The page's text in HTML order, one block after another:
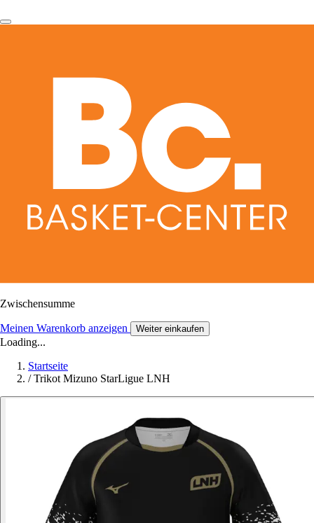
Zwischensumme
Meinen Warenkorb anzeigen Weiter einkaufen
Loading...
Startseite
/ Trikot Mizuno StarLigue LNH